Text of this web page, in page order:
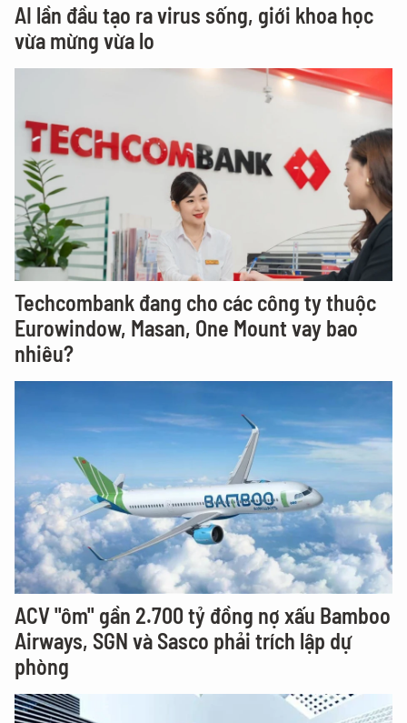
AI lần đầu tạo ra virus sống, giới khoa học
vừa mừng vừa lo
Techcombank đang cho các công ty thuộc
Eurowindow, Masan, One Mount vay bao
nhiêu?
ACV "ôm" gần 2.700 tỷ đồng nợ xấu Bamboo
Airways, SGN và Sasco phải trích lập dự
phòng